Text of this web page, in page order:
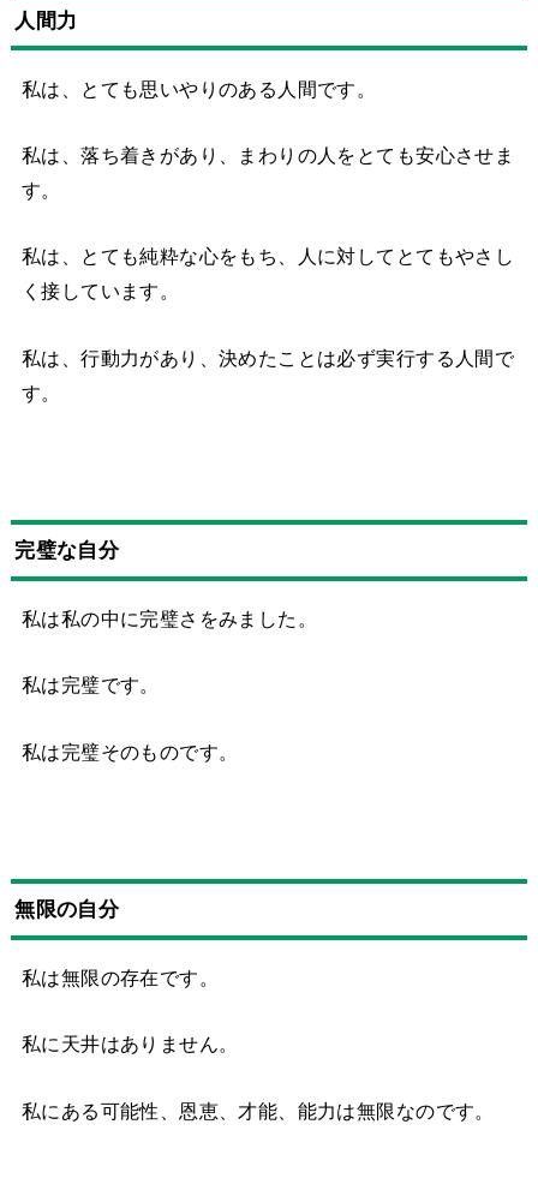
人間力
私は、とても思いやりのある人間です。
私は、落ち着きがあり、まわりの人をとても安心させま
す。
私は、とても純粋な心をもち、人に対してとてもやさし
く接しています。
私は、行動力があり、決めたことは必ず実行する人間で
す。
完璧な自分
私は私の中に完璧さをみました。
私は完璧です。
私は完璧そのものです。
無限の自分
私は無限の存在です。
私に天井はありません。
私にある可能性、恩恵、才能、能力は無限なのです。